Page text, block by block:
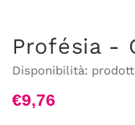
Profésia -
Disponibilità:
€9,76